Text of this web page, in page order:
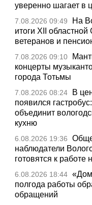
уверенно шагает в
7.08.2026 09:49
На
итоги XII
ветеранов и
7.08.2026 09:10
концерты
города Тотьмы
7.08.2026 08:24
В
появился
объединит
кухню
6.08.2026 19:36
наблюдатели
готовятся к работе
6.08.2026 18:44
полгода работы
обращений